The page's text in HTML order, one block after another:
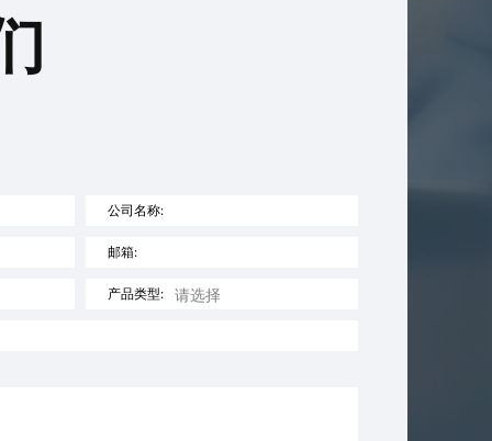
公司名称:
邮箱:
产品类型: